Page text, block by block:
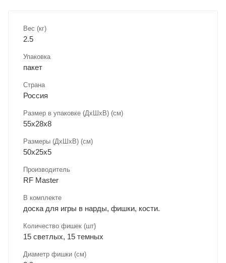
Вес (кг)
2.5
Упаковка
пакет
Страна
Россия
Размер в упаковке (ДхШxВ) (см)
55х28х8
Размеры (ДxШxВ) (см)
50х25х5
Производитель
RF Master
В комплекте
доска для игры в нарды, фишки, кости.
Количество фишек (шт)
15 светлых, 15 темных
Диаметр фишки (см)